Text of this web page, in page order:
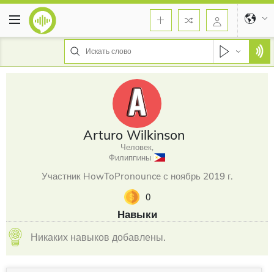
Arturo Wilkinson
Человек,
Филиппины
Участник HowToPronounce с ноябрь 2019 г.
0
Навыки
Никаких навыков добавлены.